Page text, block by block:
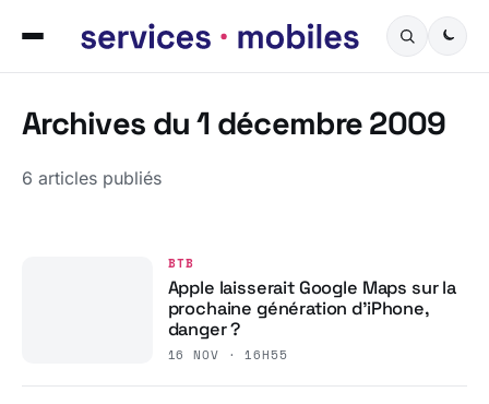
Archives du 1 décembre 2009
6 articles publiés
BTB
Apple laisserait Google Maps sur la
prochaine génération d’iPhone,
danger ?
16 NOV · 16H55